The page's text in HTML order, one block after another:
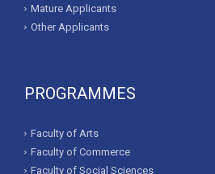
Mature Applicants
Other Applicants
PROGRAMMES
Faculty of Arts
Faculty of Commerce
Faculty of Social Sciences